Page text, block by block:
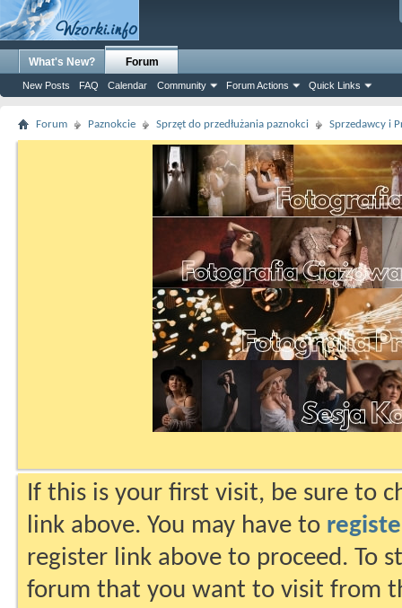
What's New? Forum
New Posts FAQ Calendar Community Forum Actions Quick Links
Forum Paznokcie Sprzęt do przedłużania paznokci Sprzedawcy i
If this is your first visit, be sure to
link above. You may have to
register link above to proceed. To
forum that you want to visit from